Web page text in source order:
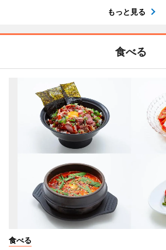
もっと見る
食べる
食べる